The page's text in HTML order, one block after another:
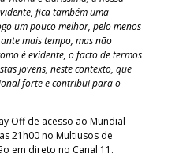
fica também uma
um pouco melhor, pelo menos
mais tempo, mas não
é evidente, o facto de termos
jovens, neste contexto, que
forte e contribui para o
Off de acesso ao Mundial
21h00 no Multiusos de
em direto no Canal 11.